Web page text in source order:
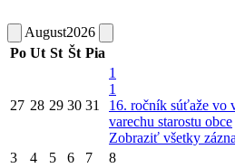
August2026
Po Ut St Št Pia
27 28 29 30 31
1
1
16. ročník súťaže vo
varechu starostu obce
Zobraziť všetky
3 4 5 6 7 8